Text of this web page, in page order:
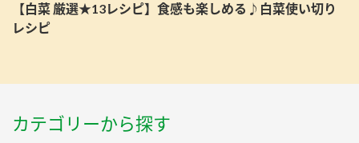
【白菜 厳選★13レシピ】食感も楽しめる♪白菜使い切り
レシピ
カテゴリーから探す